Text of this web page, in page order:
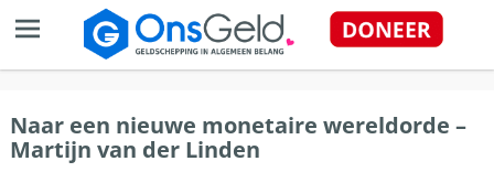
Naar een nieuwe monetaire wereldorde –
Martijn van der Linden